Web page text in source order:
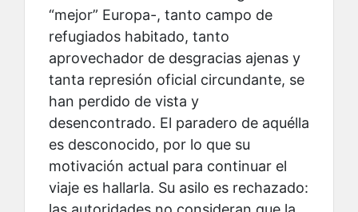
“mejor” Europa-, tanto campo de
refugiados habitado, tanto
aprovechador de desgracias ajenas y
tanta represión oficial circundante, se
han perdido de vista y
desencontrado. El paradero de aquélla
es desconocido, por lo que su
motivación actual para continuar el
viaje es hallarla. Su asilo es rechazado: